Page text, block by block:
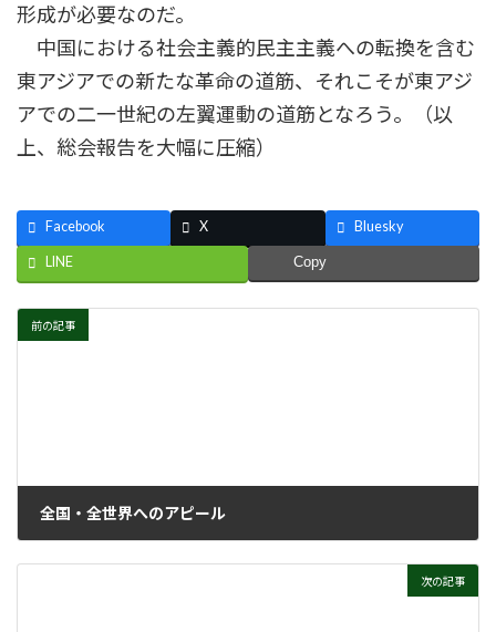
形成が必要なのだ。
中国における社会主義的民主主義への転換を含む
東アジアでの新たな革命の道筋、それこそが東アジ
アでの二一世紀の左翼運動の道筋となろう。（以
上、総会報告を大幅に圧縮）
Facebook X Bluesky
LINE Copy
前の記事
全国・全世界へのアピール
次の記事